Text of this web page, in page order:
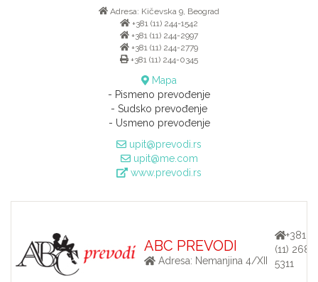
Adresa: Kičevska 9, Beograd
+381 (11) 244-1542
+381 (11) 244-2997
+381 (11) 244-2779
+381 (11) 244-0345
Mapa
- Pismeno prevođenje
- Sudsko prevođenje
- Usmeno prevođenje
upit@prevodi.rs
upit@me.com
www.prevodi.rs
ABC PREVODI
Adresa: Nemanjina 4/XII
+381
(11) 268-
5311